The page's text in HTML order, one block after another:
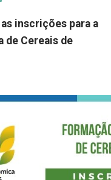
inscrições para a
de Cereais de